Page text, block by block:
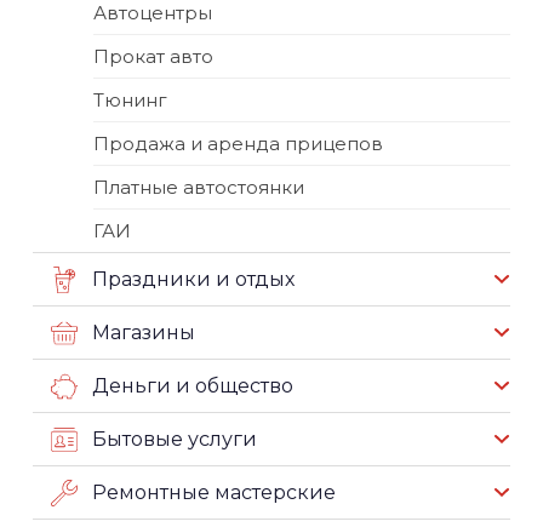
Автоцентры
Прокат авто
Тюнинг
Продажа и аренда прицепов
Платные автостоянки
ГАИ
Праздники и отдых
Магазины
Деньги и общество
Бытовые услуги
Ремонтные мастерские